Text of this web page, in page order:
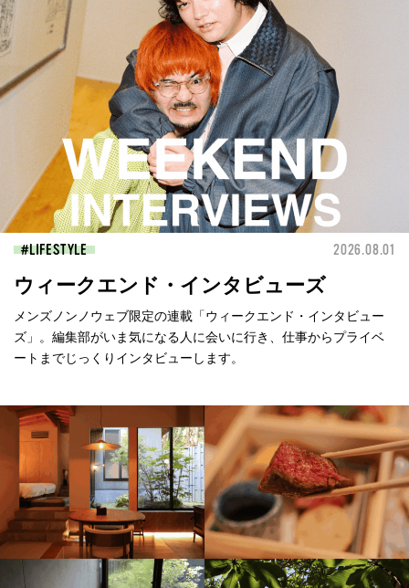
LIFESTYLE 2026.08.01
ウィークエンド・インタビューズ
メンズノンノウェブ限定の連載「ウィークエンド・インタビュー
ズ」。編集部がいま気になる人に会いに行き、仕事からプライベ
ートまでじっくりインタビューします。